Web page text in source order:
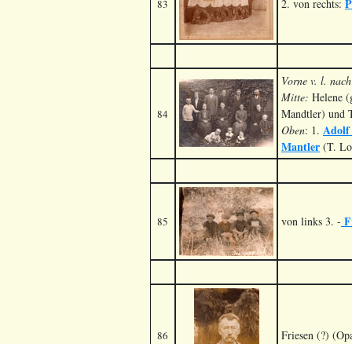
83 2. von rechts:
84
Vorne v. l.
Mitte: Helene
Mandtler) und
Oben: 1. Adolf
Mantler (T.
85 von links 3. -
86 Friesen (?)